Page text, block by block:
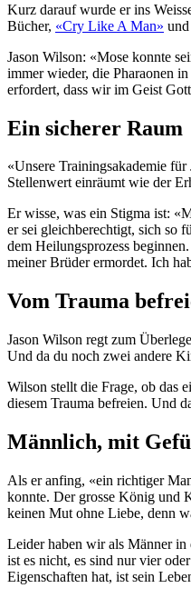
Kurz darauf wurde er ins
Bücher, «Cry Like A Man» und
Jason Wilson: «Mose konnte
immer wieder, die Pharaonen
erfordert, dass wir im Geist
Ein sicherer Raum
«Unsere Trainingsakademie
Stellenwert einräumt wie der
Er wisse, was ein Stigma ist:
er sei gleichberechtigt, sich so
dem Heilungsprozess
meiner Brüder ermordet. Ich
Vom Trauma
Jason Wilson regt zum
Und da du noch zwei andere
Wilson stellt die Frage, ob das
diesem Trauma befreien. Und
Männlich, mit
Als er anfing, «ein richtiger
konnte. Der grosse König und
keinen Mut ohne Liebe, denn
Leider haben wir als Männer
ist es nicht, es sind nur vier
Eigenschaften hat, ist sein